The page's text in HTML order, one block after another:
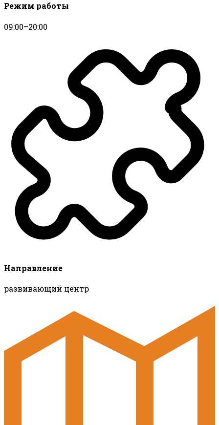
Режим работы
09:00–20:00
Направление
развивающий центр